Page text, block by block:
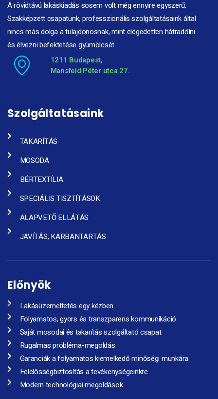
A rövidtávú lakáskiadás sosem volt még ennyire egyszerű.
Szakképzett csapatunk, professzionális szolgáltatásaink által
nincs más dolga a tulajdonosnak, mint elégedetten hátradőlni
és élvezni befektetése gyümölcsét.
1211 Budapest,
Mansfeld Péter utca 27.
Szolgáltatásaink
TAKARÍTÁS
MOSODA
BÉRTEXTÍLIA
SPECIÁLIS TISZTÍTÁSOK
ALAPVETŐ ELLÁTÁS
JAVÍTÁS, KARBANTARTÁS
Előnyök
Lakásüzemeltetés egy kézben
Folyamatos, gyors és transzparens kommunikáció
Saját mosodai és takarítás szolgáltató csapat
Rugalmas probléma-megoldás
Garanciák a folyamatos kiemelkedő minőségi munkára
Felelősségbiztosítás a tevékenységeinkre
Modern technológiai megoldások